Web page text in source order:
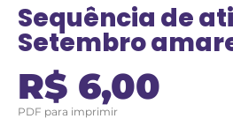
Sequência de
Setembro
R$ 6,00
PDF para imprimir